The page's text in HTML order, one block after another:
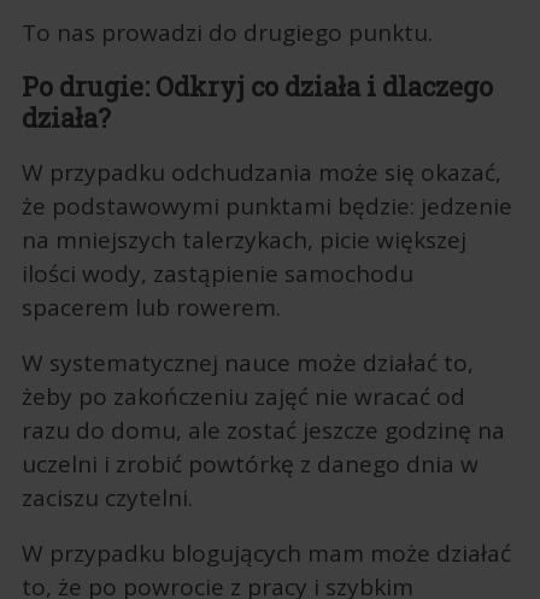
To nas prowadzi do drugiego punktu.
Po drugie: Odkryj co działa i dlaczego
działa?
W przypadku odchudzania może się okazać,
że podstawowymi punktami będzie: jedzenie
na mniejszych talerzykach, picie większej
ilości wody, zastąpienie samochodu
spacerem lub rowerem.
W systematycznej nauce może działać to,
żeby po zakończeniu zajęć nie wracać od
razu do domu, ale zostać jeszcze godzinę na
uczelni i zrobić powtórkę z danego dnia w
zaciszu czytelni.
W przypadku blogujących mam może działać
to, że po powrocie z pracy i szybkim